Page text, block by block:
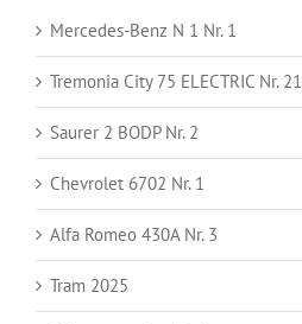
Mercedes-Benz N 1 Nr. 1
Tremonia City 75 ELECTRIC Nr. 21
Saurer 2 BODP Nr. 2
Chevrolet 6702 Nr. 1
Alfa Romeo 430A Nr. 3
Tram 2025